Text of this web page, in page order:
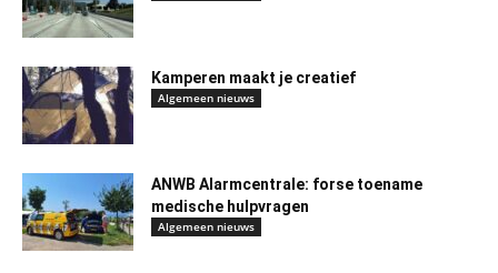
Kamperen maakt je creatief
Algemeen nieuws
ANWB Alarmcentrale: forse toename
medische hulpvragen
Algemeen nieuws